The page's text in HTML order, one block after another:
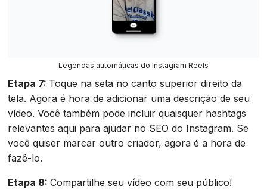
Legendas automáticas do Instagram Reels
Etapa 7: Toque na seta no canto superior direito da
tela. Agora é hora de adicionar uma descrição de seu
vídeo. Você também pode incluir quaisquer hashtags
relevantes aqui para ajudar no SEO do Instagram. Se
você quiser marcar outro criador, agora é a hora de
fazê-lo.
Etapa 8:Compartilhe seu vídeo com seu público!